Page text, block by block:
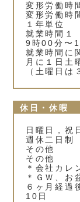
変形労働時
変形労働時
１年単位
就業時間１
9時00分〜
就業時間に
月に１日土
（土曜日は
休日・休暇
日曜日，祝
週休二日制
その他
その他
＊会社カレ
＊ＧＷ、お
６ヶ月経過
10日